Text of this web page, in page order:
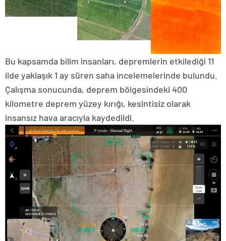
Bu kapsamda bilim insanları, depremlerin etkilediği 11
ilde yaklaşık 1 ay süren saha incelemelerinde bulundu.
Çalışma sonucunda, deprem bölgesindeki 400
kilometre deprem yüzey kırığı, kesintisiz olarak
insansız hava aracıyla kaydedildi.